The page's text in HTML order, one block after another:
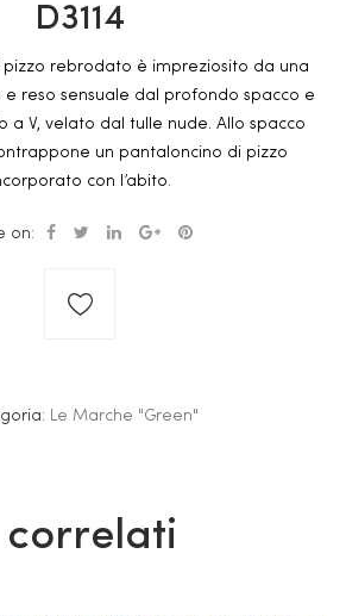
D3114
pizzo rebrodato è impreziosito da una
e reso sensuale dal profondo spacco e
a V, velato dal tulle nude. Allo spacco
un pantaloncino di pizzo
con l’abito.
on:
Le Marche "Green"
correlati